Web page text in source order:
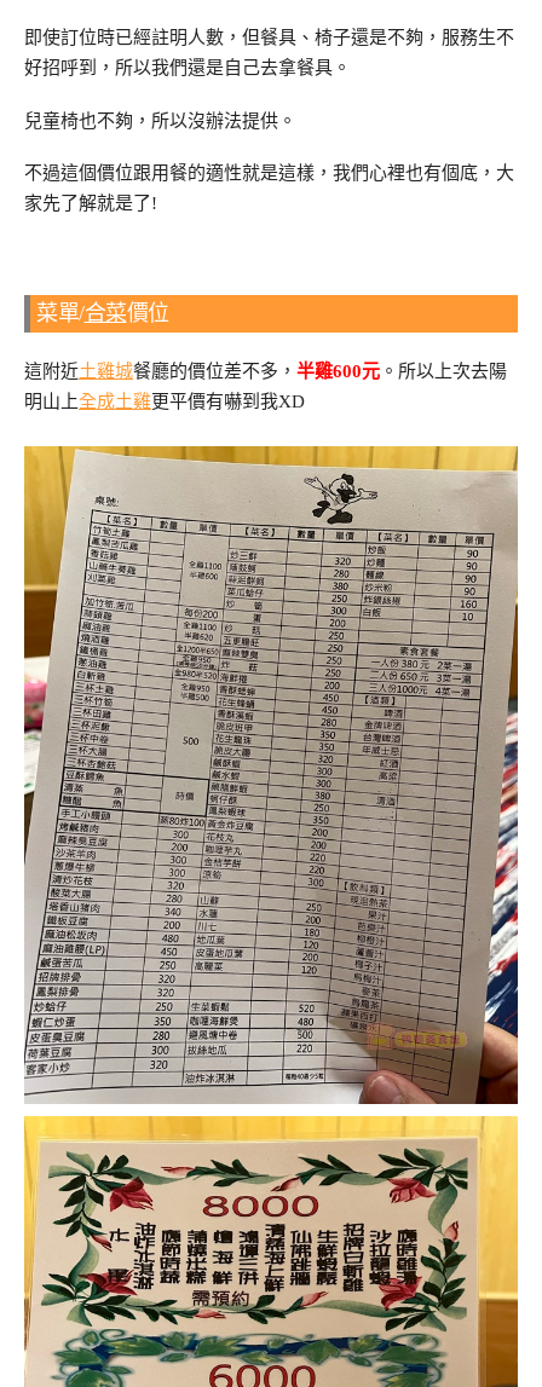
即使訂位時已經註明人數，但餐具、椅子還是不夠，服務生不
好招呼到，所以我們還是自己去拿餐具。
兒童椅也不夠，所以沒辦法提供。
不過這個價位跟用餐的適性就是這樣，我們心裡也有個底，大
家先了解就是了!
菜單/合菜價位
這附近土雞城餐廳的價位差不多， 半雞600元 。所以上次去陽
明山上全成土雞更平價有嚇到我XD